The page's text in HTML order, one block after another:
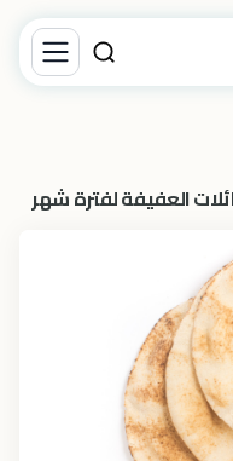
العفيفة لفترة شهر